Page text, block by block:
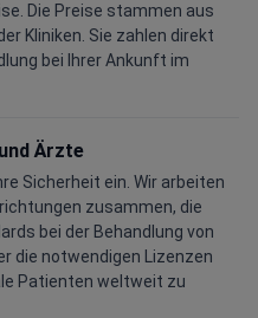
Die Preise stammen aus
Kliniken. Sie zahlen direkt
bei Ihrer Ankunft im
Ärzte
Sicherheit ein. Wir arbeiten
zusammen, die
bei der Behandlung von
die notwendigen Lizenzen
Patienten weltweit zu